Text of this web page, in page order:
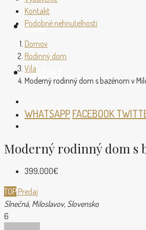
BLOG
KONTAKT
Kontakt
Podobné nehnuteľnosti
Domov
Rodinný dom
Vila
Moderný rodinný dom s bazénom v
WHATSAPPFACEBOOK
Moderný rodinný dom s
399,000€
TOP Predaj
Slnečná, Miloslavov, Slovensko
6